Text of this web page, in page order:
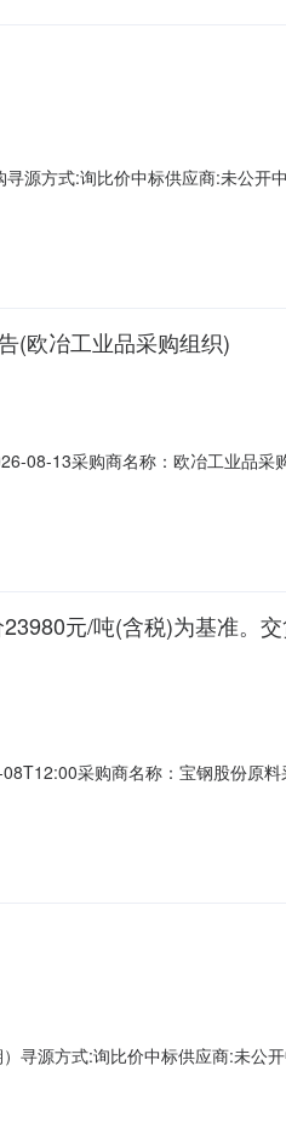
源方式:询比价中标供应商:未公
(欧冶工业品采购组织)
08-13采购商名称：欧冶工业品采
元/吨(含税)为基准。
采购商名称：宝钢股份原
，合同结算价格基准为2026年8月
寻源方式:询比价中标供应商:未公